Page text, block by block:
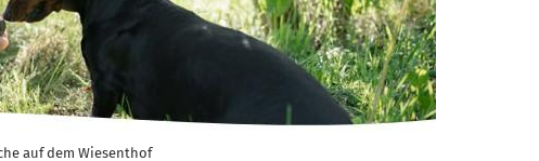
auf dem Wiesenthof